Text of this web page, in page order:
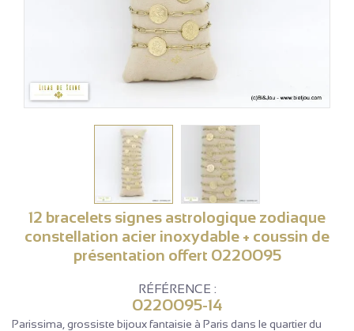
12 bracelets signes astrologique zodiaque
constellation acier inoxydable + coussin de
présentation offert 0220095
RÉFÉRENCE :
0220095-14
Parissima, grossiste bijoux fantaisie à Paris dans le quartier du